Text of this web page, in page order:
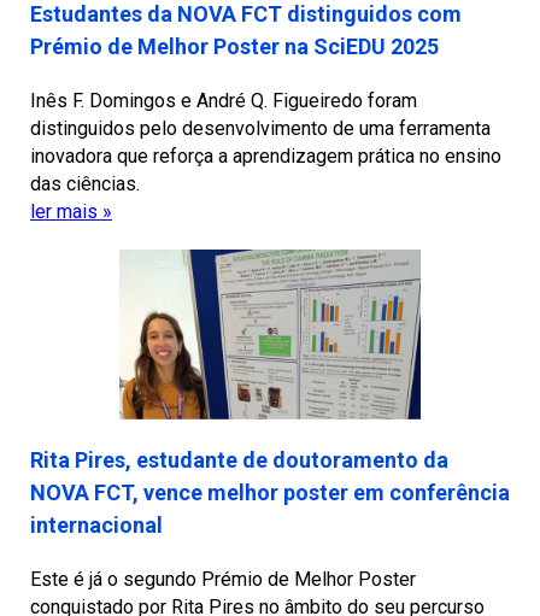
Estudantes da NOVA FCT distinguidos com
Prémio de Melhor Poster na SciEDU 2025
Inês F. Domingos e André Q. Figueiredo foram
distinguidos pelo desenvolvimento de uma ferramenta
inovadora que reforça a aprendizagem prática no ensino
das ciências.
ler mais »
Rita Pires, estudante de doutoramento da
NOVA FCT, vence melhor poster em conferência
internacional
Este é já o segundo Prémio de Melhor Poster
conquistado por Rita Pires no âmbito do seu percurso